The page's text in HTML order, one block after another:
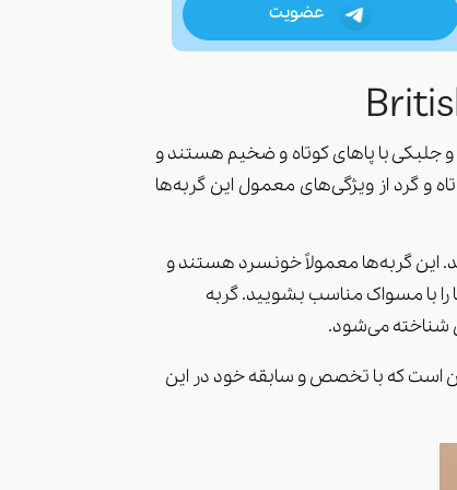
عضویت
جلبکی با پاهای کوتاه و ضخیم هستند و
و گرد از ویژگی‌های معمول این گربه‌ها
این گربه‌ها معمولاً خونسرد هستند و
را با مسواک مناسب بشویید. گربه
شناخته می‌شود.
است که با تخصص و سابقه خود در این